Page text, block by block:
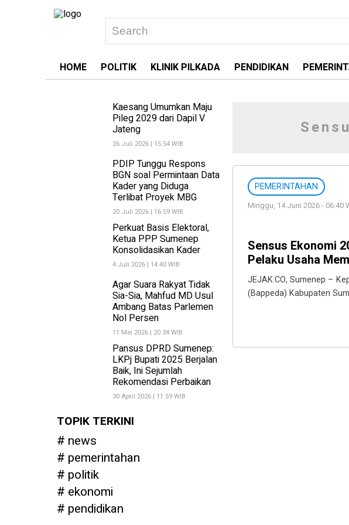
HOME POLITIK KLINIK PILKADA PENDIDIKAN
Kaesang Umumkan Maju
Pileg 2029 dari Dapil V
Jateng
26 Juli 2026 | 15:54 WIB
PDIP Tunggu Respons
BGN soal Permintaan Data
Kader yang Diduga
Terlibat Proyek MBG
20 Juli 2026 | 16:59 WIB
Perkuat Basis Elektoral,
Ketua PPP Sumenep
Konsolidasikan Kader
4 Juli 2026 | 14:40 WIB
Agar Suara Rakyat Tidak
Sia-Sia, Mahfud MD Usul
Ambang Batas Parlemen
Nol Persen
11 Mei 2026 | 20:34 WIB
Pansus DPRD Sumenep:
LKPj Bupati 2025 Berjalan
Baik, Ini Sejumlah
Rekomendasi Perbaikan
30 April 2026 | 11:59 WIB
TOPIK TERKINI
news
pemerintahan
politik
ekonomi
pendidikan
PEMERINTAHAN
Minggu, 14 Juni 2026 - 06:40
Sensus Ekonomi
Pelaku Usaha
JEJAK.CO, Sumenep –
(Bappeda) Kabupaten